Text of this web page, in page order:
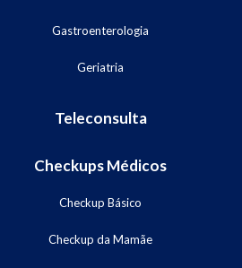
Gastroenterologia
Geriatria
Teleconsulta
Checkups Médicos
Checkup Básico
Checkup da Mamãe